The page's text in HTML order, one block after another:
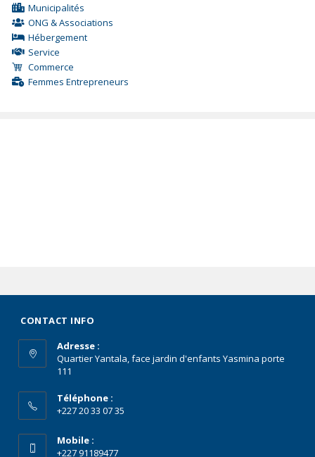
Municipalités
ONG & Associations
Hébergement
Service
Commerce
Femmes Entrepreneurs
CONTACT INFO
Adresse :
Quartier Yantala, face jardin d'enfants Yasmina porte
111
Téléphone :
+227 20 33 07 35
Mobile :
+227 91189477